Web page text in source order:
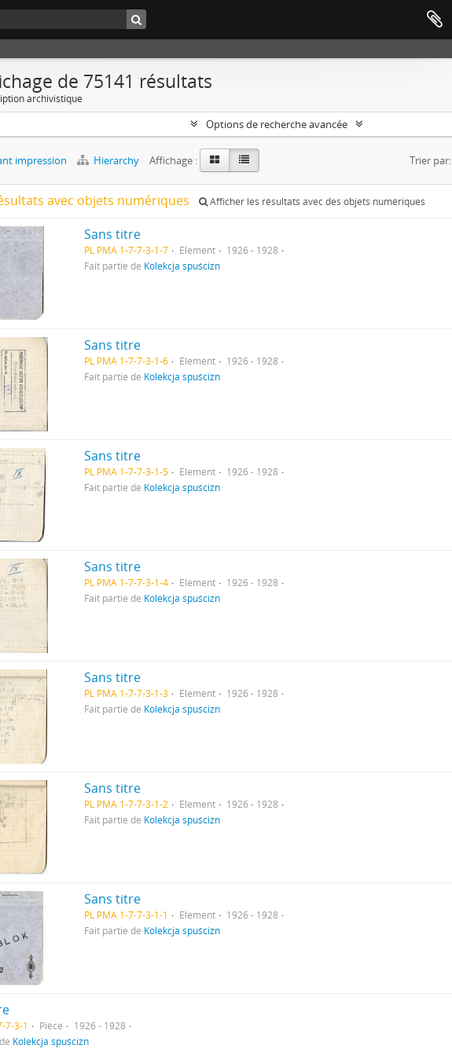
de 75141 résultats
archivistique
Options de recherche avancée
impression Hierarchy Affichage : Trier par:
avec objets numériques Afficher les résultats avec des objets numériques
Sans titre
PL PMA 1-7-7-3-1-7 Element
1926 - 1928
Fait partie de Kolekcja spuścizn
Sans titre
PL PMA 1-7-7-3-1-6 Element
1926 - 1928
Fait partie de Kolekcja spuścizn
Sans titre
PL PMA 1-7-7-3-1-5 Element
1926 - 1928
Fait partie de Kolekcja spuścizn
Sans titre
PL PMA 1-7-7-3-1-4 Element
1926 - 1928
Fait partie de Kolekcja spuścizn
Sans titre
PL PMA 1-7-7-3-1-3 Element
1926 - 1928
Fait partie de Kolekcja spuścizn
Sans titre
PL PMA 1-7-7-3-1-2 Element
1926 - 1928
Fait partie de Kolekcja spuścizn
Sans titre
PL PMA 1-7-7-3-1-1 Element
1926 - 1928
Fait partie de Kolekcja spuścizn
7-3-1 Pièce
1926 - 1928
Kolekcja spuścizn